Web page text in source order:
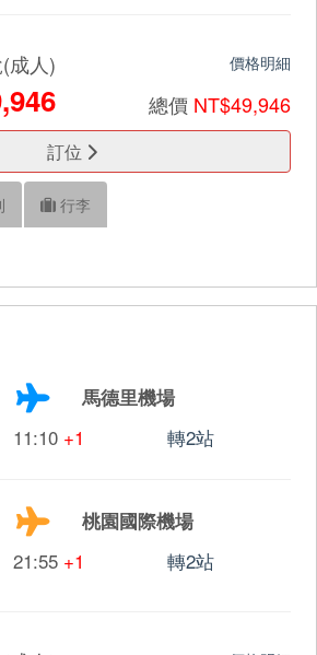
成人) 價格明細
總價 NT$49,946
訂位
行李
馬德里機場
11:10 +1 轉2站
桃園國際機場
21:55 +1 轉2站